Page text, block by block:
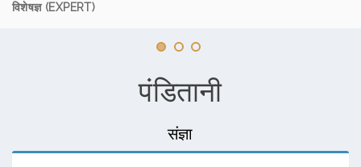
विशेषज्ञ (EXPERT)
पंडितानी
संज्ञा